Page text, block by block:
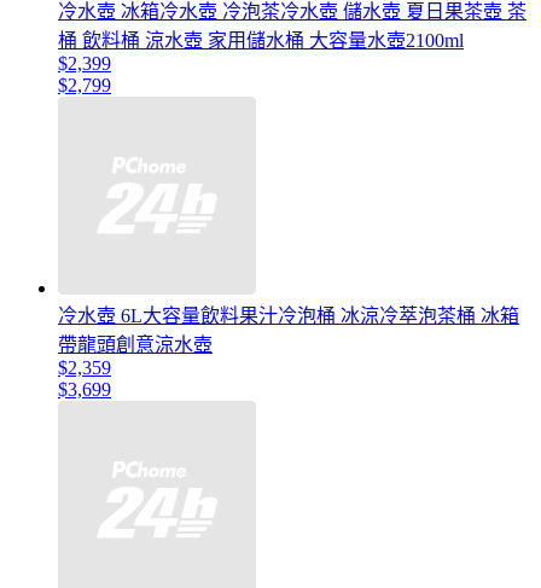
冷水壺 冰箱冷水壺 冷泡茶冷水壺 儲水壺 夏日果茶壺 茶
桶 飲料桶 涼水壺 家用儲水桶 大容量水壺2100ml
$2,399
$2,799
冷水壺 6L大容量飲料果汁冷泡桶 冰涼冷萃泡茶桶 冰箱
帶龍頭創意涼水壺
$2,359
$3,699